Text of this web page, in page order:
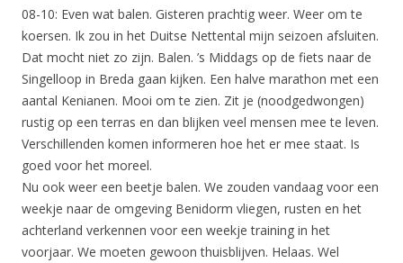
08-10: Even wat balen. Gisteren prachtig weer. Weer om te
koersen. Ik zou in het Duitse Nettental mijn seizoen afsluiten.
Dat mocht niet zo zijn. Balen. ’s Middags op de fiets naar de
Singelloop in Breda gaan kijken. Een halve marathon met een
aantal Kenianen. Mooi om te zien. Zit je (noodgedwongen)
rustig op een terras en dan blijken veel mensen mee te leven.
Verschillenden komen informeren hoe het er mee staat. Is
goed voor het moreel.
Nu ook weer een beetje balen. We zouden vandaag voor een
weekje naar de omgeving Benidorm vliegen, rusten en het
achterland verkennen voor een weekje training in het
voorjaar. We moeten gewoon thuisblijven. Helaas. Wel